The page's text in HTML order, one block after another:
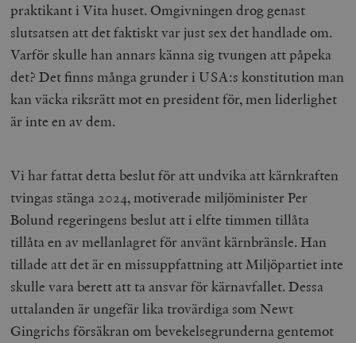
praktikant i Vita huset. Omgivningen drog genast
slutsatsen att det faktiskt var just sex det handlade om.
Varför skulle han annars känna sig tvungen att påpeka
det? Det finns många grunder i USA:s konstitution man
kan väcka riksrätt mot en president för, men liderlighet
är inte en av dem.
Vi har fattat detta beslut för att undvika att kärnkraften
tvingas stänga 2024, motiverade miljöminister Per
Bolund regeringens beslut att i elfte timmen tillåta
tillåta en av mellanlagret för använt kärnbränsle. Han
tillade att det är en missuppfattning att Miljöpartiet inte
skulle vara berett att ta ansvar för kärnavfallet. Dessa
uttalanden är ungefär lika trovärdiga som Newt
Gingrichs försäkran om bevekelsegrunderna gentemot